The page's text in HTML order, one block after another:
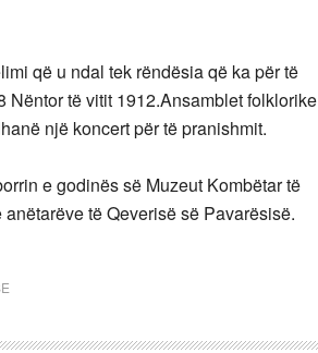
që u ndal tek rëndësia që ka për të
të vitit 1912.Ansamblet folklorike
një koncert për të pranishmit.
e godinës së Muzeut Kombëtar të
të Qeverisë së Pavarësisë.